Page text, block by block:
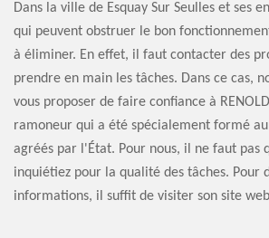
Dans la ville de Esquay Sur Seulles et ses
qui peuvent obstruer le bon
à éliminer. En effet, il faut contacter des
prendre en main les tâches. Dans ce cas,
vous proposer de faire confiance à
ramoneur qui a été spécialement formé
agréés par l'État. Pour nous, il ne faut pas
inquiétiez pour la qualité des tâches. Pour
informations, il suffit de visiter son site